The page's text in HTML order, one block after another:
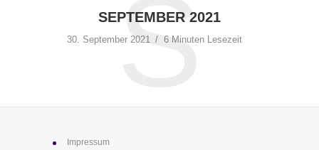
SEPTEMBER 2021
30. September 2021 6 Minuten Lesezeit
S
Impressum